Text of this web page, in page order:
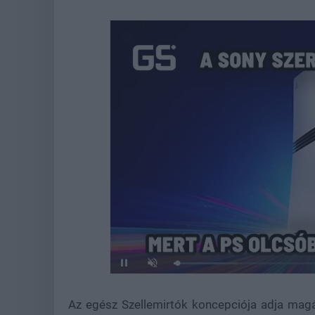
Pause Unmute Loaded:
21.86%
Az egész Szellemirtók koncepciója adja